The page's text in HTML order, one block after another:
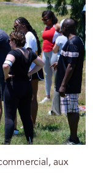
aux